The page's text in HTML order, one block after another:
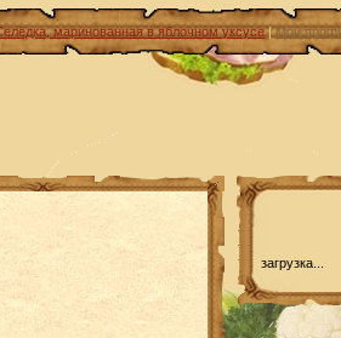
маринованная в яблочном уксусе|Мой
загрузка...